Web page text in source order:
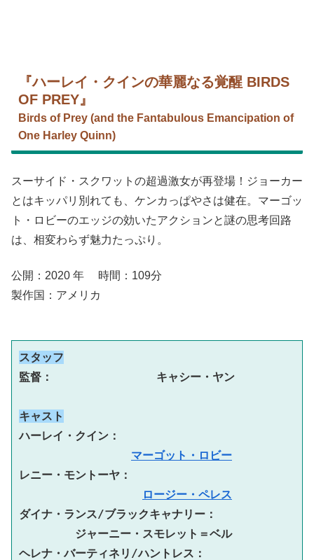
『ハーレイ・クインの華麗なる覚醒 BIRDS
OF PREY』
Birds of Prey (and the Fantabulous Emancipation of
One Harley Quinn)
スーサイド・スクワットの超過激女が再登場！ジョーカー
とはキッパリ別れても、ケンカっぱやさは健在。マーゴッ
ト・ロビーのエッジの効いたアクションと謎の思考回路
は、相変わらず魅力たっぷり。
公開：2020 年 時間：109分
製作国：アメリカ
スタッフ
監督：  　　　　　　　　キャシー・ヤン
キャスト
ハーレイ・クイン：
マーゴット・ロビー
レニー・モントーヤ：
ロージー・ペレス
ダイナ・ランス/ブラックキャナリー：
ジャーニー・スモレット＝ベル
ヘレナ・バーティネリ/ハントレス：